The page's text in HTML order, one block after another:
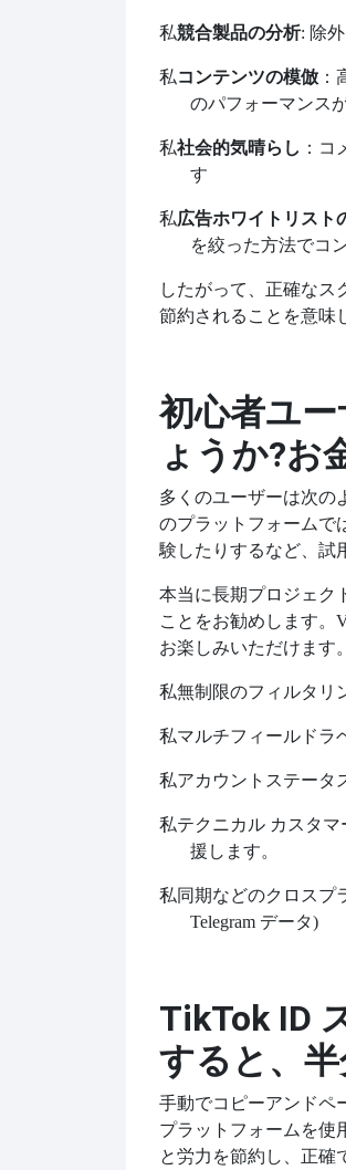
私競合製品の分析: 除
私コンテンツの模倣
のパフォーマンス
私社会的気晴らし ：
す
私広告ホワイトリスト
を絞った方法でコ
したがって、正確な
節約されることを意味
初心者ユ
ょうか?お
多くのユーザーは次の
のプラットフォームで
験したりするなど、試
本当に長期プロジェク
ことをお勧めします。
お楽しみいただけます。
私無制限のフィルタリ
私マルチフィールドラ
私アカウントステータ
私テクニカル カスタ
援します。
私同期などのクロスプ
Telegram データ)
TikTok ID
すると、
手動でコピーアンドペ
プラットフォームを使
と労力を節約し、正確